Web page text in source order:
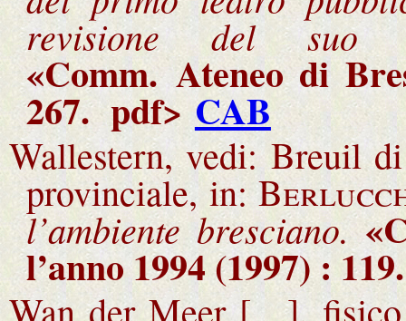
revisione del suo
«Comm.Ateneo di
267.pdf> CAB
Wallestern, vedi: Breuil
provinciale, in:
l’ambiente bresciano.
l’anno 1994 (1997) :
Wan der Meer […],